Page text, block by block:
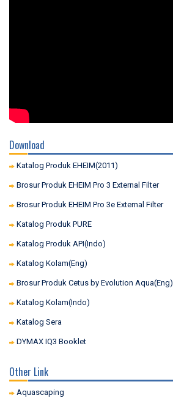
Download
Katalog Produk EHEIM(2011)
Brosur Produk EHEIM Pro 3 External Filter
Brosur Produk EHEIM Pro 3e External Filter
Katalog Produk PURE
Katalog Produk API(Indo)
Katalog Kolam(Eng)
Brosur Produk Cetus by Evolution Aqua(Eng)
Katalog Kolam(Indo)
Katalog Sera
DYMAX IQ3 Booklet
Other Link
Aquascaping